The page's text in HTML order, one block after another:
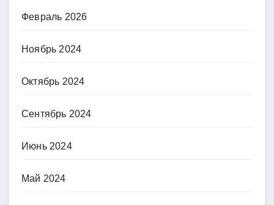
Февраль 2026
Ноябрь 2024
Октябрь 2024
Сентябрь 2024
Июнь 2024
Май 2024